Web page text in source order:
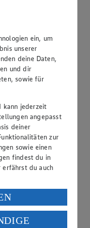
und Zucker in einer
lassen. Mehl, Chili,
ca. 10 Minuten zu
Teig abgedeckt 2–3
ein, um
unserer
deine Daten,
und dir
sowie für
jederzeit
angepasst
deiner
zur
sowie einen
findest du in
erfährst du auch
Daten in den
du im Sinne